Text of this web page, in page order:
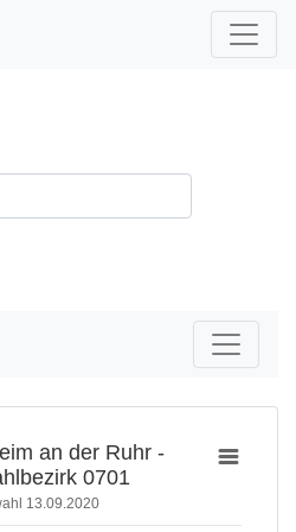
an der Ruhr -
0701
13.09.2020